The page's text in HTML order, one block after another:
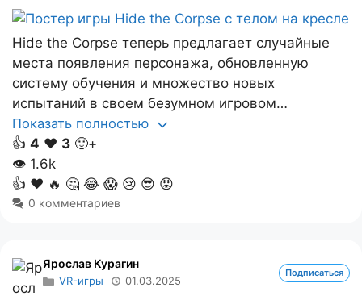
Hide the Corpse теперь предлагает случайные
места появления персонажа, обновленную
систему обучения и множество новых
испытаний в своем безумном игровом…
Показать полностью
👍 4 ❤️ 3 🙂+
👁 1.6k
👍 ❤️ 🔥 🤔 😂 😱 😢 😎 😡
0 комментариев
Ярослав Курагин
VR-игры 01.03.2025
Подписаться